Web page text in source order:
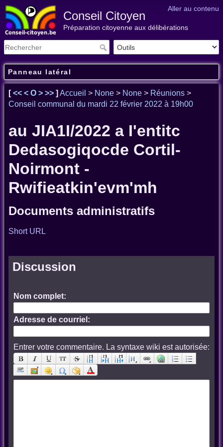
Aller au contenu
Conseil Citoyen
Préparation citoyenne aux délibérations
Panneau latéral
[<< < O > >> ] Accueil > None > None > Réunions >
Conseil communal du mardi 22 février 2022 à 19h00
au JIA1I/2022 a I'entitc
Dedasogiqocde Cortil-
Noirmont -
Rwifieatkin'evm'mh
Documents administratifs
Short URL
Discussion
Nom complet:
Adresse de courriel:
Entrer votre commentaire. La syntaxe wiki est autorisée: